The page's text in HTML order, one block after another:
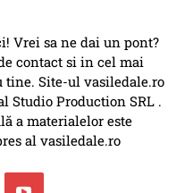
Vrei sa ne dai un pont?
contact si in cel mai
tine. Site-ul vasiledale.ro
Studio Production SRL .
a materialelor este
al vasiledale.ro